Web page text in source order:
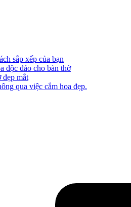
sắp xếp của bạn
độc đáo cho bàn thờ
đẹp mắt
qua việc cắm hoa đẹp.